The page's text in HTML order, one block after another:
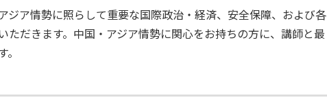
ジア情勢に照らして重要な国際政治・経済、安全保障、および各
だきます。中国・アジア情勢に関心をお持ちの方に、講師と最